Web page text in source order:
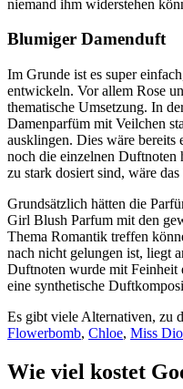
niemand ihm widerstehen
Blumiger Damenduft
Im Grunde ist es super
entwickeln. Vor allem Rose
thematische Umsetzung. In
Damenparfüm mit Veilchen
ausklingen. Dies wäre bereits
noch die einzelnen Duftnoten
zu stark dosiert sind, wäre
Grundsätzlich hätten die
Girl Blush Parfum mit den
Thema Romantik treffen
nach nicht gelungen ist, liegt
Duftnoten wurde mit Feinheit
eine synthetische
Es gibt viele Alternativen, zu
Flowerbomb, Chloe, Miss
Wie viel kostet